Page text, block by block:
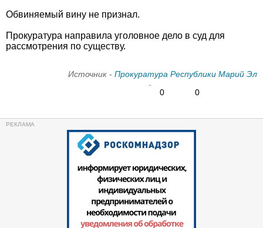
Обвиняемый вину не признал.
Прокуратура направила уголовное дело в суд для
рассмотрения по существу.
Источник - Прокуратура Республики Марий Эл
0
0